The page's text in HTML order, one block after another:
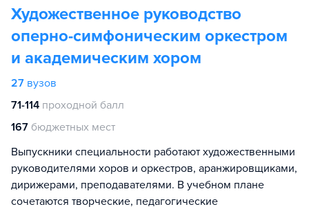
Художественное руководство
оперно-симфоническим оркестром
и академическим хором
27 вузов
71-114 проходной балл
167 бюджетных мест
Выпускники специальности работают художественными
руководителями хоров и оркестров, аранжировщиками,
дирижерами, преподавателями. В учебном плане
сочетаются творческие, педагогические